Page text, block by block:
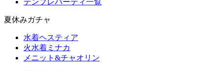
テンプレパーティ一覧
夏休みガチャ
水着ヘスティア
火水着ミナカ
メニット&チャオリン